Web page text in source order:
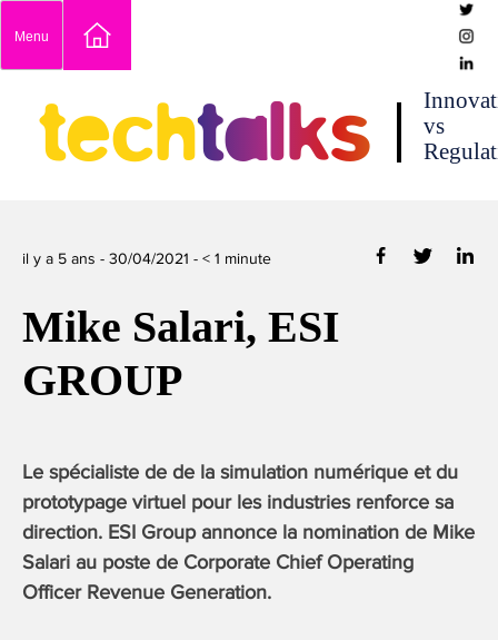
content
Menu
techtalks
vs
il y a 5 ans - 30/04/2021 - < 1 minute
Mike Salari, ESI
GROUP
Le spécialiste de de la simulation numérique et du
prototypage virtuel pour les industries renforce sa
direction. ESI Group annonce la nomination de Mike
Salari au poste de Corporate Chief Operating
Officer Revenue Generation.